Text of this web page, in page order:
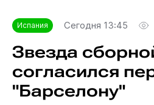
Испания Сегодня 13:45
Звезда
согласился
"Барселону"